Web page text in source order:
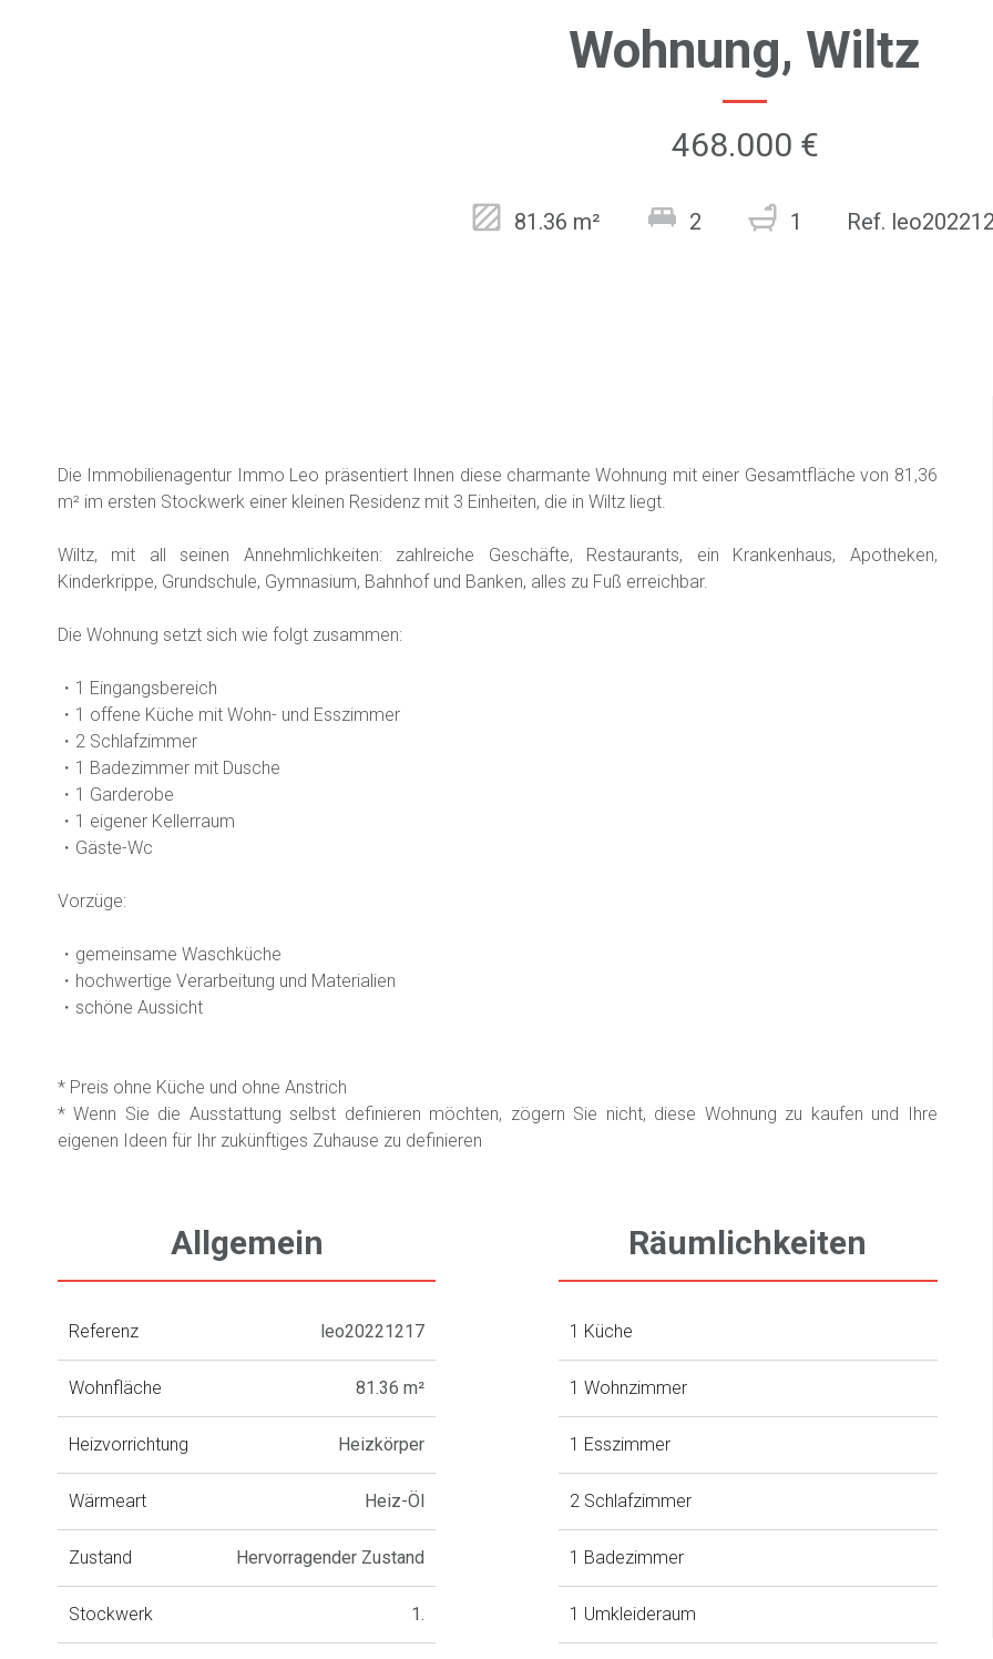
Wohnung, Wiltz
468.000 €
81.36 m² 2 1 Ref.
Die Immobilienagentur Immo Leo präsentiert Ihnen diese charmante Wohnung mit einer Gesamtfläche von 81,36
m² im ersten Stockwerk einer kleinen Residenz mit 3 Einheiten, die in Wiltz liegt.
Wiltz, mit all seinen Annehmlichkeiten: zahlreiche Geschäfte, Restaurants, ein Krankenhaus, Apotheken,
Kinderkrippe, Grundschule, Gymnasium, Bahnhof und Banken, alles zu Fuß erreichbar.
Die Wohnung setzt sich wie folgt zusammen:
・1 Eingangsbereich
・1 offene Küche mit Wohn- und Esszimmer
・2 Schlafzimmer
・1 Badezimmer mit Dusche
・1 Garderobe
・1 eigener Kellerraum
・Gäste-Wc
Vorzüge:
・gemeinsame Waschküche
・hochwertige Verarbeitung und Materialien
・schöne Aussicht
* Preis ohne Küche und ohne Anstrich
* Wenn Sie die Ausstattung selbst definieren möchten, zögern Sie nicht, diese Wohnung zu kaufen und Ihre
eigenen Ideen für Ihr zukünftiges Zuhause zu definieren
Allgemein
Referenz leo20221217
Wohnfläche 81.36 m²
Heizvorrichtung Heizkörper
Wärmeart Heiz-Öl
Zustand Hervorragender Zustand
Stockwerk 1.
Räumlichkeiten
1 Küche
1 Wohnzimmer
1 Esszimmer
2 Schlafzimmer
1 Badezimmer
1 Umkleideraum